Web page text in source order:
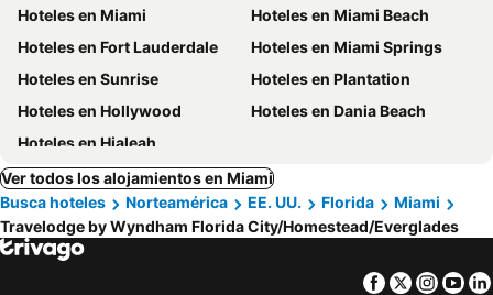
Hoteles en Miami
Hoteles en Miami Beach
Hoteles en Fort Lauderdale
Hoteles en Miami Springs
Hoteles en Sunrise
Hoteles en Plantation
Hoteles en Hollywood
Hoteles en Dania Beach
Hoteles en Hialeah
Ver todos los alojamientos en Miami
Busca hoteles
Norteamérica EE. UU. Florida
Miami
Travelodge by Wyndham Florida City/Homestead/Everglades
Facebook
Twitter